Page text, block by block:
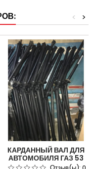
>
<
КАРДАННЫЙ ВАЛ ДЛЯ
АВТОМОБИЛЯ ГАЗ 53
ГАЗОН. АРТИКУЛ